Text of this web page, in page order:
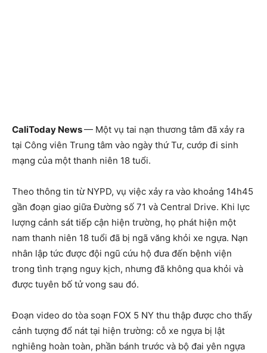
CaliToday News— Một vụ tai nạn thương tâm đã xảy ra
tại Công viên Trung tâm vào ngày thứ Tư, cướp đi sinh
mạng của một thanh niên 18 tuổi.
Theo thông tin từ NYPD, vụ việc xảy ra vào khoảng 14h45
gần đoạn giao giữa Đường số 71 và Central Drive. Khi lực
lượng cảnh sát tiếp cận hiện trường, họ phát hiện một
nam thanh niên 18 tuổi đã bị ngã văng khỏi xe ngựa. Nạn
nhân lập tức được đội ngũ cứu hộ đưa đến bệnh viện
trong tình trạng nguy kịch, nhưng đã không qua khỏi và
được tuyên bố tử vong sau đó.
Đoạn video do tòa soạn FOX 5 NY thu thập được cho thấy
cảnh tượng đổ nát tại hiện trường: cỗ xe ngựa bị lật
nghiêng hoàn toàn, phần bánh trước và bộ đai yên ngựa